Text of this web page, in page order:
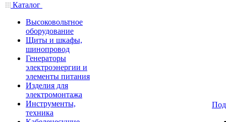
Каталог
Высоковольтное
оборудование
Щиты и шкафы,
шинопровод
Генераторы
электроэнергии и
элементы питания
Изделия для
электромонтажа
Инструменты,
техника